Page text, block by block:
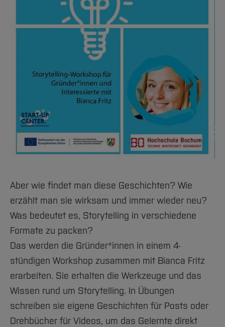
Arbeiten im FB G
Forschung und Projekte
International
Studiengänge
Studieninteressierte
Aktuelles
Studium
Forschung und Entwicklung
International
Service
Amtliche Bekanntmachungen
Notfall-Infos
Familiengerechte Hochschule
Gleichstellung
Diskriminierungsfreie Hochschule
Wahlen
Hochschulbibliothek
Hochschulkommunikation
International Office
Medienzentrum
qed-Stiftung
Zentrale Studienberatung
Aber wie findet man diese Geschichten? Wie
erzählt man sie wirksam und immer wieder neu?
Was bedeutet es, Storytelling in verschiedene
Formate zu packen?
Das werden die Gründer*innen in einem 4-
stündigen Workshop zusammen mit Bianca Fritz
erarbeiten. Sie erhalten die Werkzeuge und das
Wissen rund um Storytelling. In Übungen
schreiben sie eigene Geschichten für Posts oder
Drehbücher für Videos, um das Gelernte direkt